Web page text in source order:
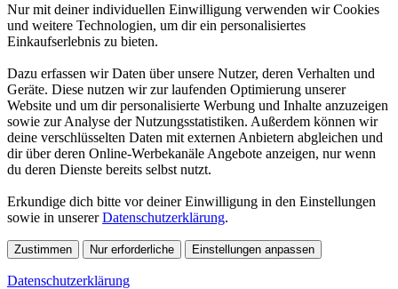
Nur mit deiner individuellen Einwilligung verwenden wir Cookies
und weitere Technologien, um dir ein personalisiertes
Einkaufserlebnis zu bieten.
Dazu erfassen wir Daten über unsere Nutzer, deren Verhalten und
Geräte. Diese nutzen wir zur laufenden Optimierung unserer
Website und um dir personalisierte Werbung und Inhalte anzuzeigen
sowie zur Analyse der Nutzungsstatistiken. Außerdem können wir
deine verschlüsselten Daten mit externen Anbietern abgleichen und
dir über deren Online-Werbekanäle Angebote anzeigen, nur wenn
du deren Dienste bereits selbst nutzt.
Erkundige dich bitte vor deiner Einwilligung in den Einstellungen
sowie in unsererDatenschutzerklärung.
Zustimmen Nur erforderliche Einstellungen anpassen
Datenschutzerklärung